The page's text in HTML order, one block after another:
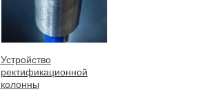
Устройство
ректификационной
колонны